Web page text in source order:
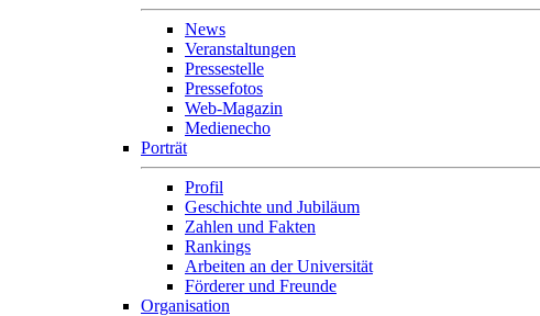
News
Veranstaltungen
Pressestelle
Pressefotos
Web-Magazin
Medienecho
Porträt
Profil
Geschichte und Jubiläum
Zahlen und Fakten
Rankings
Arbeiten an der Universität
Förderer und Freunde
Organisation